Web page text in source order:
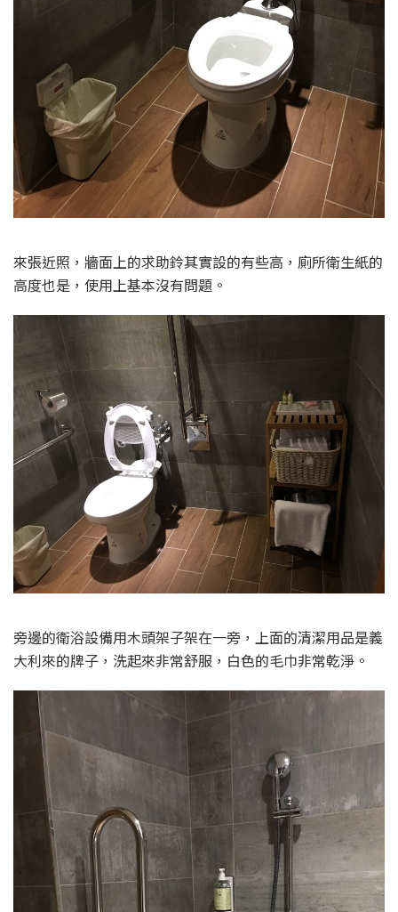
來張近照，牆面上的求助鈴其實設的有些高，廁所衛生紙的
高度也是，使用上基本沒有問題。
旁邊的衛浴設備用木頭架子架在一旁，上面的清潔用品是義
大利來的牌子，洗起來非常舒服，白色的毛巾非常乾淨。